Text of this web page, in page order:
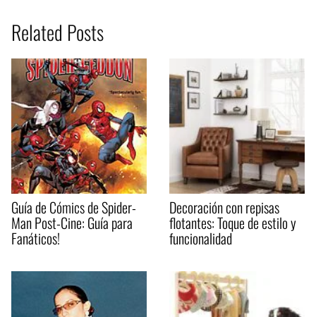
Related Posts
Guía de Cómics de Spider-
Man Post-Cine: Guía para
Fanáticos!
Decoración con repisas
flotantes: Toque de estilo y
funcionalidad